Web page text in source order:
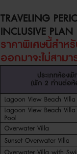
TRAVELING
INCLUSIVE PLAN
ราคาพิเศษนี้สำห
ออกมาจะไม่สาม
ประเภทห้องพั
(พัก 2 ท่านต่อห้
Lagoon View Beach Villa
Lagoon View Beach
Pool
Overwater Villa
Sunset Overwater Villa